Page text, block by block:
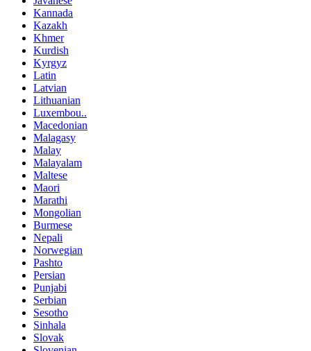
Kannada
Kazakh
Khmer
Kurdish
Kyrgyz
Latin
Latvian
Lithuanian
Luxembou..
Macedonian
Malagasy
Malay
Malayalam
Maltese
Maori
Marathi
Mongolian
Burmese
Nepali
Norwegian
Pashto
Persian
Punjabi
Serbian
Sesotho
Sinhala
Slovak